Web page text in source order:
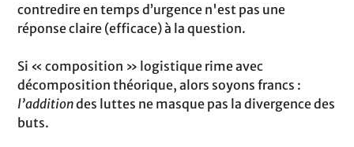
contredire en temps d’urgence n'est pas une
réponse claire (efficace) à la question.
Si « composition » logistique rime avec
décomposition théorique, alors soyons francs :
l’additiondes luttes ne masque pas la divergence des
buts.